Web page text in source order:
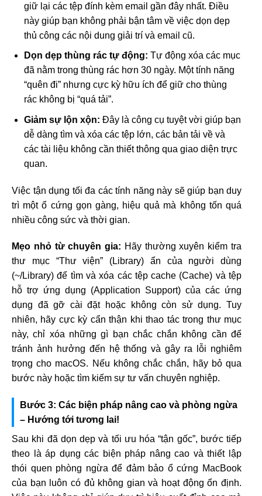
giữ lại các tệp đính kèm email gần đây nhất. Điều
này giúp bạn không phải bận tâm về việc dọn dẹp
thủ công các nội dung giải trí và email cũ.
Dọn dẹp thùng rác tự động: Tự động xóa các mục
đã nằm trong thùng rác hơn 30 ngày. Một tính năng
“quên đi” nhưng cực kỳ hữu ích để giữ cho thùng
rác không bị “quá tải”.
Giảm sự lộn xộn: Đây là công cụ tuyệt vời giúp bạn
dễ dàng tìm và xóa các tệp lớn, các bản tải về và
các tài liệu không cần thiết thông qua giao diện trực
quan.
Việc tận dụng tối đa các tính năng này sẽ giúp bạn duy
trì một ổ cứng gọn gàng, hiệu quả mà không tốn quá
nhiều công sức và thời gian.
Mẹo nhỏ từ chuyên gia: Hãy thường xuyên kiểm tra
thư mục “Thư viện” (Library) ẩn của người dùng
(~/Library) để tìm và xóa các tệp cache (Cache) và tệp
hỗ trợ ứng dụng (Application Support) của các ứng
dụng đã gỡ cài đặt hoặc không còn sử dụng. Tuy
nhiên, hãy cực kỳ cẩn thận khi thao tác trong thư mục
này, chỉ xóa những gì bạn chắc chắn không cần để
tránh ảnh hưởng đến hệ thống và gây ra lỗi nghiêm
trọng cho macOS. Nếu không chắc chắn, hãy bỏ qua
bước này hoặc tìm kiếm sự tư vấn chuyên nghiệp.
Bước 3: Các biện pháp nâng cao và phòng ngừa
– Hướng tới tương lai!
Sau khi đã dọn dẹp và tối ưu hóa “tận gốc”, bước tiếp
theo là áp dụng các biện pháp nâng cao và thiết lập
thói quen phòng ngừa để đảm bảo ổ cứng MacBook
của bạn luôn có đủ không gian và hoạt động ổn định.